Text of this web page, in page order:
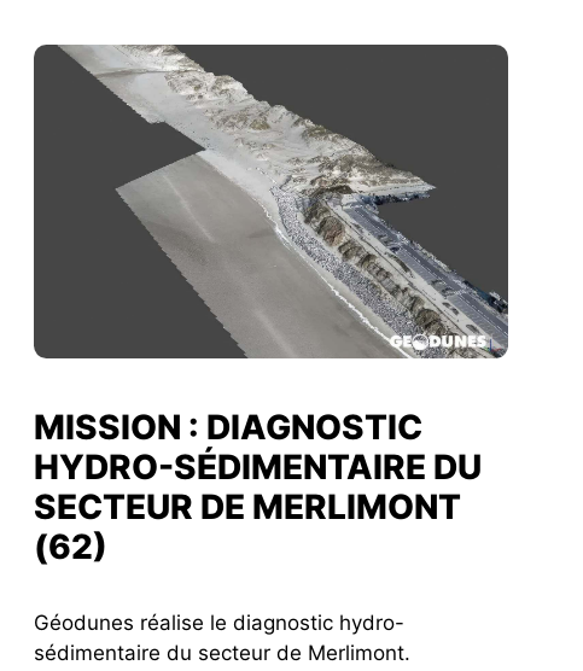
MISSION : DIAGNOSTIC
HYDRO-SÉDIMENTAIRE DU
SECTEUR DE MERLIMONT
(62)
Géodunes réalise le diagnostic hydro-
sédimentaire du secteur de Merlimont.